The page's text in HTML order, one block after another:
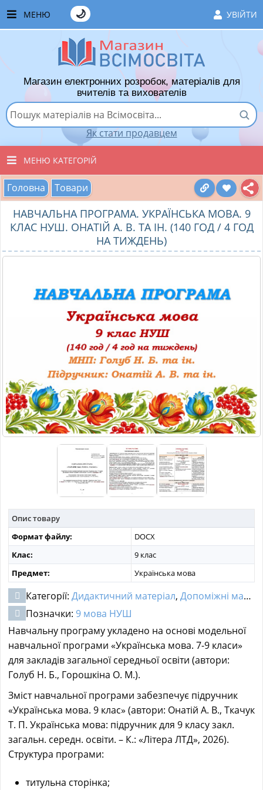
МЕНЮ УВІЙТИ
🌙
ЧАСТІ ЗАПИТАННЯ
ЯК ТУТ КУПУВАТИ
ЯК ТУТ ПРОДАВАТИ
ДОДАТИ РОЗРОБКУ
ВПОДОБАНІ ТОВАРИ
КОШИК
Магазин електронних розробок, матеріалів для
вчителів та вихователів
Як стати продавцем
МЕНЮ КАТЕГОРІЙ
ВСІ ТОВАРИ
ВИХОВАТЕЛЯМ ДНЗ
ПОЧАТКОВІ КЛАСИ
РІЗНІ МАТЕРІАЛИ
Головна Товари
НАВЧАЛЬНА ПРОГРАМА. УКРАЇНСЬКА МОВА. 9
КЛАС НУШ. ОНАТІЙ А. В. ТА ІН. (140 ГОД / 4 ГОД
НА ТИЖДЕНЬ)
Опис товару
Формат файлу:
DOCX
Клас:
9 клас
Предмет:
Українська мова
Категорії: Дидактичний матеріал, Допоміжні матеріали
Позначки: 9 мова НУШ
Навчальну програму укладено на основі модельної
навчальної програми «Українська мова. 7-9 класи»
для закладів загальної середньої освіти (автори:
Голуб Н. Б., Горошкіна О. М.).
Зміст навчальної програми забезпечує підручник
«Українська мова. 9 клас» (автори: Онатій А. В., Ткачук
Т. П. Українська мова: підручник для 9 класу закл.
загальн. середн. освіти. – К.: «Літера ЛТД», 2026).
Структура програми:
титульна сторінка;